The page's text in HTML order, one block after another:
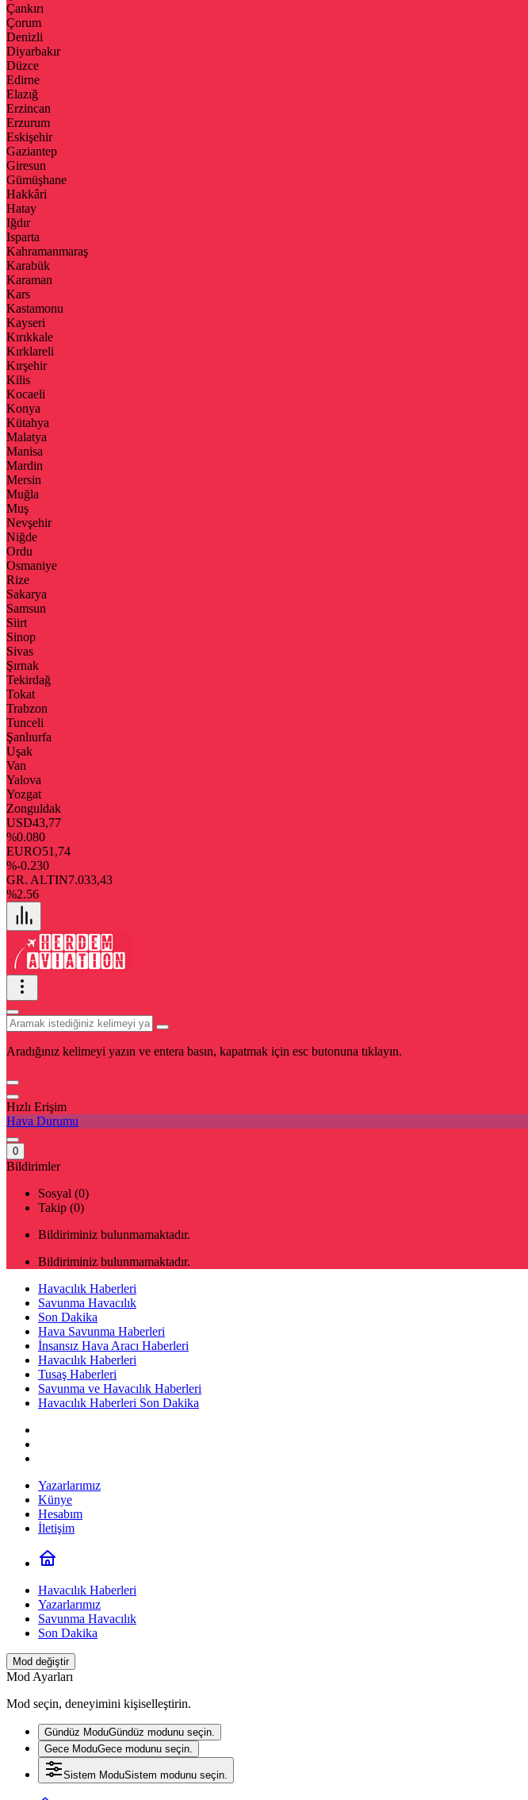
Çankırı
Çorum
Denizli
Diyarbakır
Düzce
Edirne
Elazığ
Erzincan
Erzurum
Eskişehir
Gaziantep
Giresun
Gümüşhane
Hakkâri
Hatay
Iğdır
Isparta
Kahramanmaraş
Karabük
Karaman
Kars
Kastamonu
Kayseri
Kırıkkale
Kırklareli
Kırşehir
Kilis
Kocaeli
Konya
Kütahya
Malatya
Manisa
Mardin
Mersin
Muğla
Muş
Nevşehir
Niğde
Ordu
Osmaniye
Rize
Sakarya
Samsun
Siirt
Sinop
Sivas
Şırnak
Tekirdağ
Tokat
Trabzon
Tunceli
Şanlıurfa
Uşak
Van
Yalova
Yozgat
Zonguldak
USD43,77
%0.080
EURO51,74
%-0.230
GR. ALTIN7.033,43
%2.56
Aradığınız kelimeyi yazın ve entera basın, kapatmak için esc butonuna tıklayın.
Hızlı Erişim
Hava Durumu
0
Bildirimler
Sosyal (0)
Takip (0)
Bildiriminiz bulunmamaktadır.
Bildiriminiz bulunmamaktadır.
Havacılık Haberleri
Savunma Havacılık
Son Dakika
Hava Savunma Haberleri
İnsansız Hava Aracı Haberleri
Havacılık Haberleri
Tusaş Haberleri
Savunma ve Havacılık Haberleri
Havacılık Haberleri Son Dakika
Yazarlarımız
Künye
Hesabım
İletişim
Havacılık Haberleri
Yazarlarımız
Savunma Havacılık
Son Dakika
Mod değiştir
Mod Ayarları
Mod seçin, deneyimini kişiselleştirin.
Gündüz ModuGündüz modunu seçin.
Gece ModuGece modunu seçin.
Sistem ModuSistem modunu seçin.